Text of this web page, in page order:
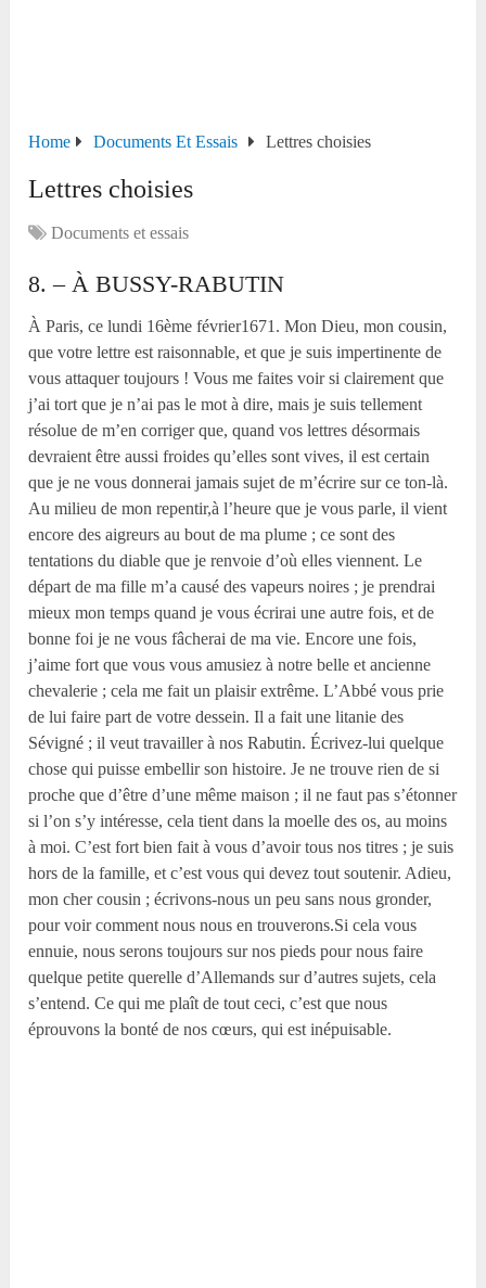
Home Documents Et Essais Lettres choisies
Lettres choisies
Documents et essais
8. – À BUSSY-RABUTIN
À Paris, ce lundi 16ème février1671. Mon Dieu, mon cousin,
que votre lettre est raisonnable, et que je suis impertinente de
vous attaquer toujours ! Vous me faites voir si clairement que
j’ai tort que je n’ai pas le mot à dire, mais je suis tellement
résolue de m’en corriger que, quand vos lettres désormais
devraient être aussi froides qu’elles sont vives, il est certain
que je ne vous donnerai jamais sujet de m’écrire sur ce ton-là.
Au milieu de mon repentir,à l’heure que je vous parle, il vient
encore des aigreurs au bout de ma plume ; ce sont des
tentations du diable que je renvoie d’où elles viennent. Le
départ de ma fille m’a causé des vapeurs noires ; je prendrai
mieux mon temps quand je vous écrirai une autre fois, et de
bonne foi je ne vous fâcherai de ma vie. Encore une fois,
j’aime fort que vous vous amusiez à notre belle et ancienne
chevalerie ; cela me fait un plaisir extrême. L’Abbé vous prie
de lui faire part de votre dessein. Il a fait une litanie des
Sévigné ; il veut travailler à nos Rabutin. Écrivez-lui quelque
chose qui puisse embellir son histoire. Je ne trouve rien de si
proche que d’être d’une même maison ; il ne faut pas s’étonner
si l’on s’y intéresse, cela tient dans la moelle des os, au moins
à moi. C’est fort bien fait à vous d’avoir tous nos titres ; je suis
hors de la famille, et c’est vous qui devez tout soutenir. Adieu,
mon cher cousin ; écrivons-nous un peu sans nous gronder,
pour voir comment nous nous en trouverons.Si cela vous
ennuie, nous serons toujours sur nos pieds pour nous faire
quelque petite querelle d’Allemands sur d’autres sujets, cela
s’entend. Ce qui me plaît de tout ceci, c’est que nous
éprouvons la bonté de nos cœurs, qui est inépuisable.